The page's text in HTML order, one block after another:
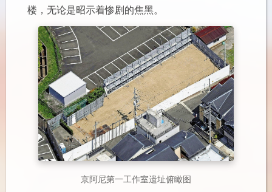
楼，无论是昭示着惨剧的焦黑。
京阿尼第一工作室遗址俯瞰图